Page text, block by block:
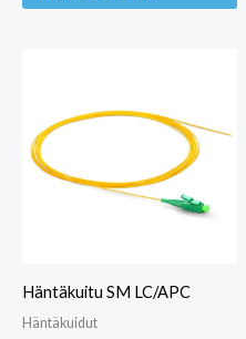
Häntäkuitu SM LC/APC
Häntäkuidut